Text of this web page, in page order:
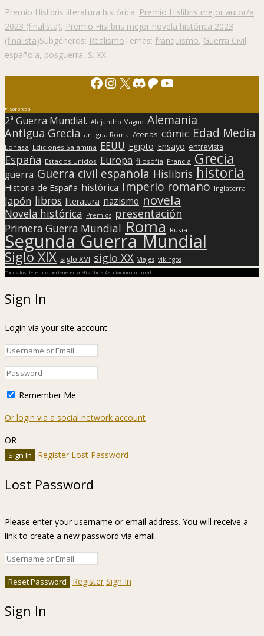
Premio Hislibris literatura histórica: Premio Hislibris mejor autor/a
2023 (finalista), Premio Hislibris mejor novela histórica 2023
(finalista)Subgéneros: RealismoTemas: franquismo, Guerra Civil
española, posguerra, S. XX
Facebook
Instagram
X Discord
Patreon
YouTube
Sorpresa
2ª Guerra Mundial. Alejandro Magno Alemania
Antigua Grecia antigua Roma Atenas cómic Edad Media
Edhasa Ediciones Salamina EEUU Egipto Ensayo entrevista
España Estados Unidos Europa filosofía Francia Grecia
guerra Guerra civil española Hislibris historia
Historia de España histórica Imperio romano Inglaterra
Japón libros literatura nazismo novela
Novela histórica Premios presentación
Primera Guerra Mundial Roma Rusia
Segunda Guerra Mundial
Siglo XIX siglo XVI siglo XX Viajes vikingos
Todos los derechos pertenecen a Hislibris Asociación cultural
Sign In
Login via your site account
Remember Me
Or login via a social network account
OR
Register Lost Password
Lost Password
Please enter your username or email address. You will receive a
link to create a new password via email.
Register Sign In
Sign In